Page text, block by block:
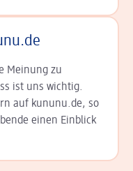
Meinung zu
ist uns wichtig.
auf kununu.de, so
einen Einblick